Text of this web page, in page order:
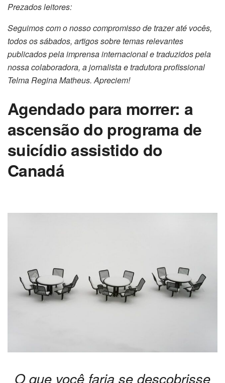
Prezados leitores:
Seguimos com o nosso compromisso de trazer até vocês,
todos os sábados, artigos sobre temas relevantes
publicados pela imprensa internacional e traduzidos pela
nossa colaboradora, a jornalista e tradutora profissional
Telma Regina Matheus. Apreciem!
Agendado para morrer: a
ascensão do programa de
suicídio assistido do
Canadá
O que você faria se descobrisse